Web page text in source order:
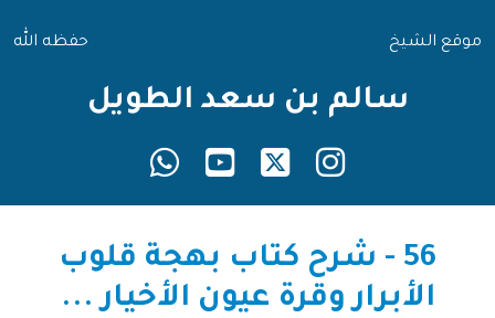
موقع الشيخ حفظه الله
سالم بن سعد الطويل
56 - شرح كتاب بهجة قلوب
الأبرار وقرة عيون الأخيار ...